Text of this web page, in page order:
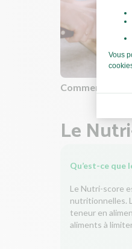
Comment
Le
Qu’est-ce que
Le Nutri-score
nutritionnelles.
teneur en
aliments à